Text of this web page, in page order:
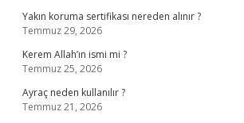
Yakın koruma sertifikası nereden alınır ?
Temmuz 29, 2026
Kerem Allah’ın ismi mi ?
Temmuz 25, 2026
Ayraç neden kullanılır ?
Temmuz 21, 2026